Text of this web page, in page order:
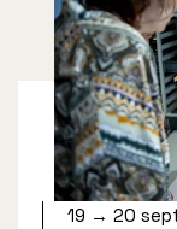
19 → 20